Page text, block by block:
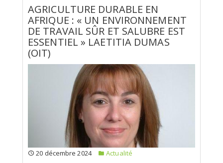
AGRICULTURE DURABLE EN
AFRIQUE : « UN ENVIRONNEMENT
DE TRAVAIL SÛR ET SALUBRE EST
ESSENTIEL » LAETITIA DUMAS
(OIT)
20 décembre 2024
Actualité